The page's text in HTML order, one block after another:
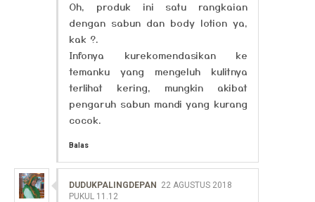
Oh, produk ini satu rangkaian
dengan sabun dan body lotion ya,
kak ?.
Infonya kurekomendasikan ke
temanku yang mengeluh kulitnya
terlihat kering, mungkin akibat
pengaruh sabun mandi yang kurang
cocok.
Balas
DUDUKPALINGDEPAN 22 AGUSTUS 2018
PUKUL 11.12